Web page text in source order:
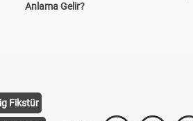
Anlama Gelir?
Fikstür